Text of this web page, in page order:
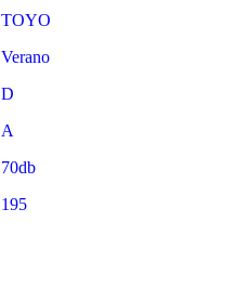
TOYO
Verano
D
A
70db
195